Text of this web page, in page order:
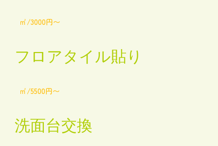
㎡/3000円〜
フロアタイル貼り
㎡/5500円〜
洗面台交換